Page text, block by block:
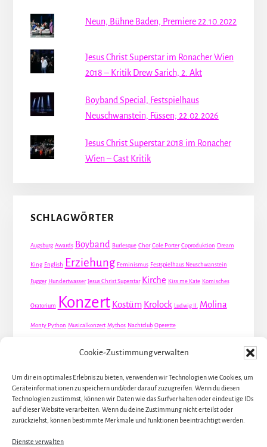
Cookie-Zustimmung verwalten
Um dir ein optimales Erlebnis zu bieten, verwenden wir Technologien wie Cookies, um
Geräteinformationen zu speichern und/oder darauf zuzugreifen. Wenn du diesen
Technologien zustimmst, können wir Daten wie das Surfverhalten oder eindeutige IDs
auf dieser Website verarbeiten. Wenn du deine Zustimmung nicht erteilst oder
zurückziehst, können bestimmte Merkmale und Funktionen beeinträchtigt werden.
Dienste verwalten
Neun, Bühne Baden, Premiere 22.10.2022
Jesus Christ Superstar im Ronacher Wien
2018 – Kritik Drew Sarich, 2. Akt
Boyband Special, Festspielhaus
Neuschwanstein, Füssen; 22.02.2026
Jesus Christ Superstar 2018 im Ronacher
Wien – Cast Kritik
SCHLAGWÖRTER
Augsburg Awards Boyband Burlesque Chor Cole Porter Coproduktion Dream
King English Erziehung Feminismus Festspielhaus Neuschwanstein
Fugger Hundertwasser Jesus Christ Superstar Kirche Kiss me Kate Komisches
Oratorium Konzert Kostüm Krolock Ludwig II. Molina
Monty Python Musicalkonzert Mythos Nachtclub Operette
Premiere Queer Revueoperette Robert Louis Stevenson
Dirie WeltpremiereÖsterreich